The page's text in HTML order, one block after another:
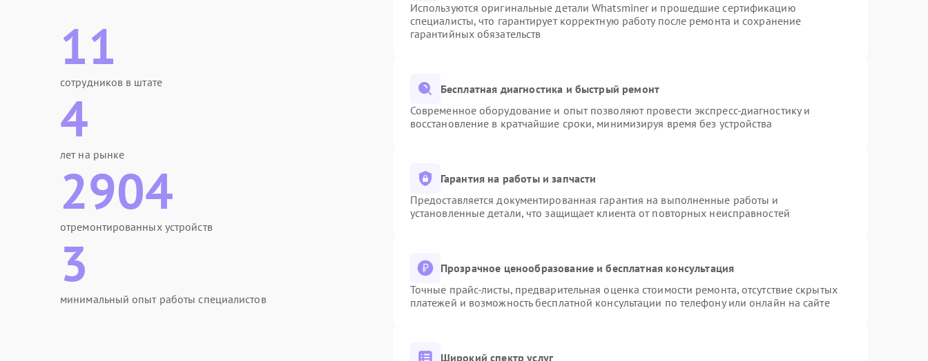
11
сотрудников в штате
4
лет на рынке
2904
отремонтированных устройств
3
минимальный опыт работы специалистов
Используются оригинальные детали Whatsminer и прошедшие сертификацию
специалисты, что гарантирует корректную работу после ремонта и сохранение
гарантийных обязательств
Бесплатная диагностика и быстрый ремонт
Современное оборудование и опыт позволяют провести экспресс-диагностику и
восстановление в кратчайшие сроки, минимизируя время без устройства
Гарантия на работы и запчасти
Предоставляется документированная гарантия на выполненные работы и
установленные детали, что защищает клиента от повторных неисправностей
Прозрачное ценообразование и бесплатная консультация
Точные прайс-листы, предварительная оценка стоимости ремонта, отсутствие скрытых
платежей и возможность бесплатной консультации по телефону или онлайн на сайте
Широкий спектр услуг